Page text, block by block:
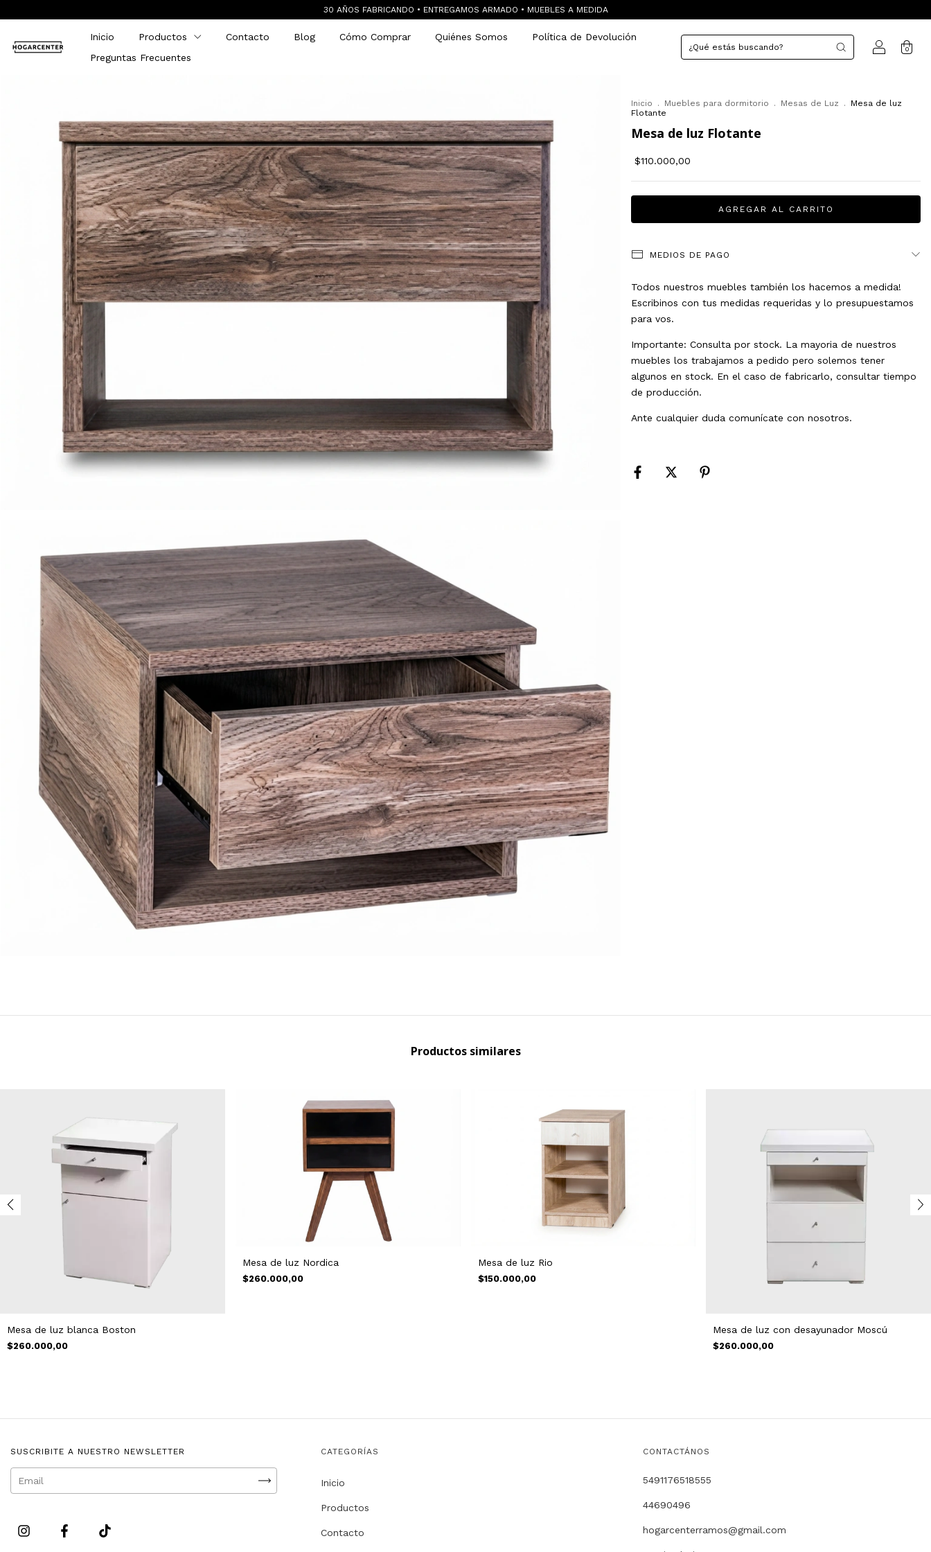
30 AÑOS FABRICANDO • ENTREGAMOS ARMADO • MUEBLES A MEDIDA
Inicio Productos Contacto Blog Cómo Comprar Quiénes Somos
Política de Devolución
Preguntas Frecuentes
0
Inicio . Muebles para dormitorio . Mesas de Luz .
Mesa de luz
Flotante
Mesa de luz Flotante
$110.000,00
MEDIOS DE PAGO
Todos nuestros muebles también los hacemos a medida!
Escribinos con tus medidas requeridas y lo presupuestamos
para vos.
Importante: Consulta por stock. La mayoria de nuestros
muebles los trabajamos a pedido pero solemos tener
algunos en stock. En el caso de fabricarlo, consultar tiempo
de producción.
Ante cualquier duda comunícate con nosotros.
Productos similares
Mesa de luz blanca Boston
$260.000,00
Mesa de luz Nordica
$260.000,00
Mesa de luz Rio
$150.000,00
Mesa de luz con desayunador Moscú
$260.000,00
SUSCRIBITE A NUESTRO NEWSLETTER CATEGORÍAS
Inicio
Productos
Contacto
CONTACTÁNOS
5491176518555
44690496
hogarcenterramos@gmail.com